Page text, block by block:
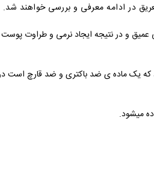
در ادامه معرفی و بررسی خواهند شد.
و در نتیجه ایجاد نرمی و طراوت پوست
یک ماده ی ضد باکتری و ضد قارچ است
میشود.